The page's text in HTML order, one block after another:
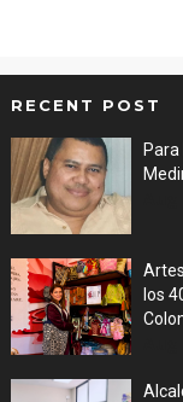
RECENT POST
los